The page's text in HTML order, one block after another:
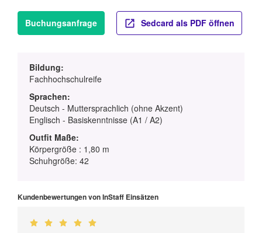
Buchungsanfrage Sedcard als PDF öffnen
Bildung:
Fachhochschulreife
Sprachen:
Deutsch - Muttersprachlich (ohne Akzent)
Englisch - Basiskenntnisse (A1 / A2)
Outfit Maße:
Körpergröße : 1,80 m
Schuhgröße: 42
Kundenbewertungen von InStaff Einsätzen